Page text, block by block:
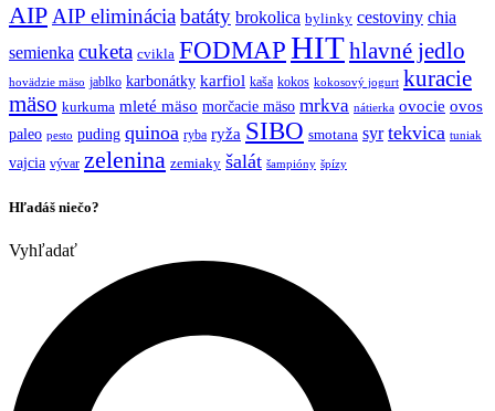
AIP AIP elimináciabatáty brokolica bylinky cestoviny chia
semienka cuketa cvikla FODMAP HIThlavné jedlo
hovädzie mäso jablko karbonátky karfiol kaša kokos kokosový jogurt kuracie
mäso kurkuma mleté mäso morčacie mäso mrkva nátierka ovocie ovos
paleo pesto puding quinoa ryba ryža SIBO smotana syr tekvica tuniak
vajcia vývar zelenina zemiaky šalát šampióny špízy
Hľadáš niečo?
Vyhľadať